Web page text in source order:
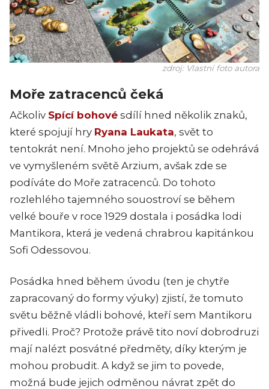
zdroj: Vlastní foto autora
Moře zatracenců čeká
Ačkoliv Spící bohové sdílí hned několik znaků,
které spojují hry Ryana Laukata, svět to
tentokrát není. Mnoho jeho projektů se odehrává
ve vymyšleném světě Arzium, avšak zde se
podíváte do Moře zatracenců. Do tohoto
rozlehlého tajemného souostroví se během
velké bouře v roce 1929 dostala i posádka lodi
Mantikora, která je vedená chrabrou kapitánkou
Sofi Odessovou.
Posádka hned během úvodu (ten je chytře
zapracovaný do formy výuky) zjistí, že tomuto
světu běžně vládli bohové, kteří sem Mantikoru
přivedli. Proč? Protože právě tito noví dobrodruzi
mají nalézt posvátné předměty, díky kterým je
mohou probudit. A když se jim to povede,
možná bude jejich odměnou návrat zpět do